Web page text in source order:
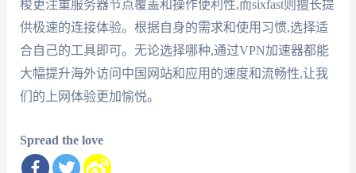
梭更注重服务器节点覆盖和操作便利性,而sixfast则擅长提
供极速的连接体验。根据自身的需求和使用习惯,选择适
合自己的工具即可。无论选择哪种,通过VPN加速器都能
大幅提升海外访问中国网站和应用的速度和流畅性,让我
们的上网体验更加愉悦。
Spread the love